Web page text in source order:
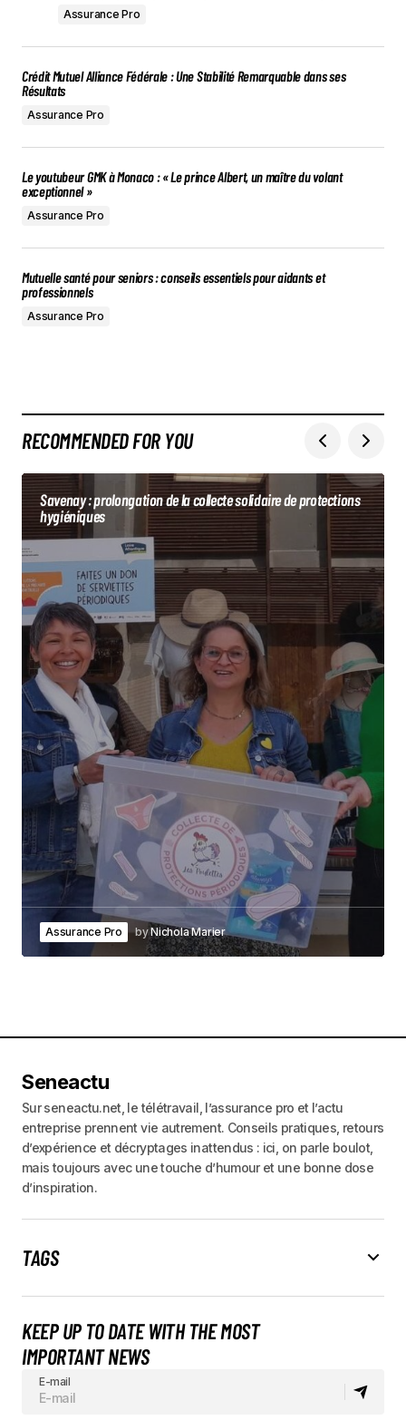
Assurance Pro
Crédit Mutuel Alliance Fédérale : Une Stabilité Remarquable dans ses
Résultats
Assurance Pro
Le youtubeur GMK à Monaco : « Le prince Albert, un maître du volant
exceptionnel »
Assurance Pro
Mutuelle santé pour seniors : conseils essentiels pour aidants et
professionnels
Assurance Pro
RECOMMENDED FOR YOU
Savenay : prolongation de la collecte solidaire de protections
hygiéniques
Assurance Pro byNichola Marier
Seneactu
Sur seneactu.net, le télétravail, l’assurance pro et l’actu
entreprise prennent vie autrement. Conseils pratiques, retours
d’expérience et décryptages inattendus : ici, on parle boulot,
mais toujours avec une touche d’humour et une bonne dose
d’inspiration.
TAGS
KEEP UP TO DATE WITH THE MOST
IMPORTANT NEWS
E-mail